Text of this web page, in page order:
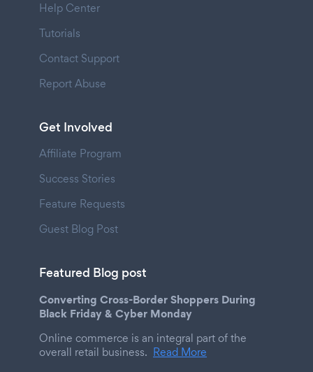
Help Center
Tutorials
Contact Support
Report Abuse
Get Involved
Affiliate Program
Success Stories
Feature Requests
Guest Blog Post
Featured Blog post
Converting Cross-Border Shoppers During
Black Friday & Cyber Monday
Online commerce is an integral part of the
overall retail business. Read More